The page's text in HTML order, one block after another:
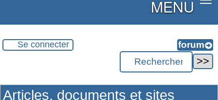
MENU
Se connecter
Articles, documents et sites